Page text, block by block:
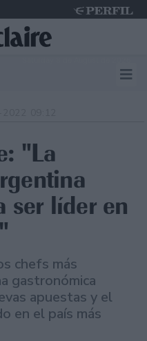
"La
ser líder en
chefs más
gastronómica
apuestas y el
en el país más